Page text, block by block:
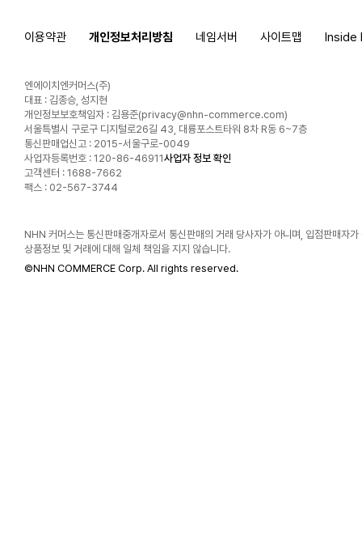
이용약관 개인정보처리방침 네임서버 사이트맵 Inside
엔에이치엔커머스(주)
대표 : 김종승, 성지현
개인정보보호책임자 : 김용준(privacy@nhn-commerce.com)
서울특별시 구로구 디지털로26길 43, 대륭포스트타워 8차 R동 6~7층
통신판매업신고 : 2015-서울구로-0049
사업자등록번호 : 120-86-46911사업자 정보 확인
고객센터 : 1688-7662
팩스 : 02-567-3744
NHN 커머스는 통신판매중개자로서 통신판매의 거래 당사자가 아니며, 입점판매자가
상품정보 및 거래에 대해 일체 책임을 지지 않습니다.
©NHN COMMERCE Corp. All rights reserved.